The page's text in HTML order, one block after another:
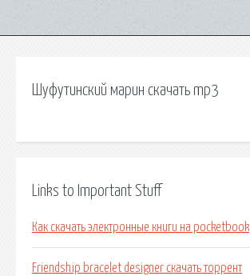
Шуфутинский марин скачать mp3
Links to Important Stuff
Как скачать электронные книги на pocketbook
Friendship bracelet designer скачать торрент